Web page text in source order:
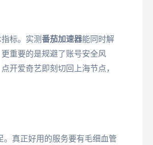
标。实测番茄加速器能同时解
重要的是规避了账号安全风
开爱奇艺即刻切回上海节点，
。真正好用的服务要有毛细血管